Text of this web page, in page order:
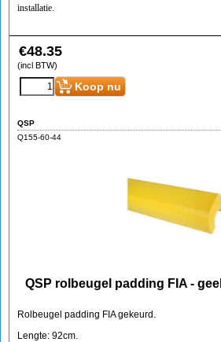
installatie.
€48.35
(incl BTW)
Koop nu
QSP
Q155-60-44
QSP rolbeugel padding FIA -
Rolbeugel padding FIA gekeurd.
Lengte: 92cm.